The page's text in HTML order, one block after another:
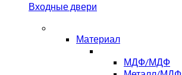
Входные двери
Материал
МДФ/МДФ